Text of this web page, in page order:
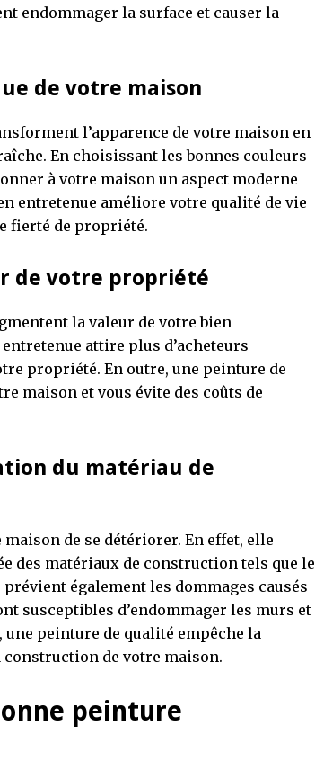
endommager la surface et causer la
de votre maison
l’apparence de votre maison en
En choisissant les bonnes couleurs
à votre maison un aspect moderne
entretenue améliore votre qualité de vie
fierté de propriété.
de votre propriété
la valeur de votre bien
attire plus d’acheteurs
propriété. En outre, une peinture de
maison et vous évite des coûts de
du matériau de
de se détériorer. En effet, elle
des matériaux de construction tels que le
également les dommages causés
susceptibles d’endommager les murs et
une peinture de qualité empêche la
de votre maison.
peinture